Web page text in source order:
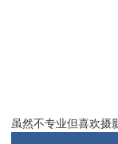
虽然不专业但喜欢摄